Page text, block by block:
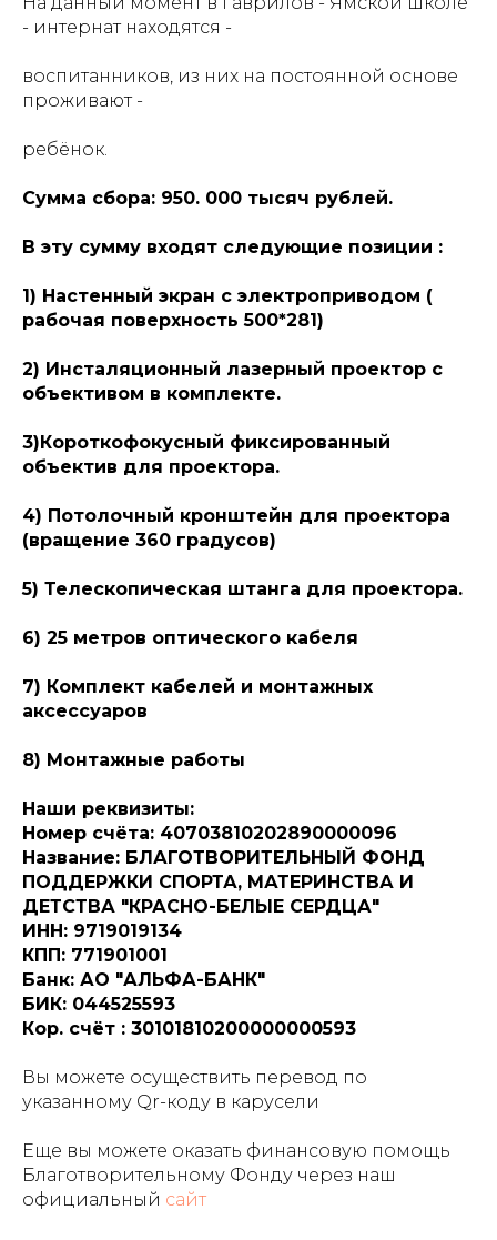
- интернат находятся -
воспитанников, из них на постоянной основе
проживают -
ребёнок.
Сумма сбора: 950. 000 тысяч рублей.
В эту сумму входят следующие позиции :
1) Настенный экран с электроприводом (
рабочая поверхность 500*281)
2) Инсталяционный лазерный проектор с
объективом в комплекте.
3)Короткофокусный фиксированный
объектив для проектора.
4) Потолочный кронштейн для проектора
(вращение 360 градусов)
5) Телескопическая штанга для проектора.
6) 25 метров оптического кабеля
7) Комплект кабелей и монтажных
аксессуаров
8) Монтажные работы
Наши реквизиты:
Номер счёта: 40703810202890000096
Название: БЛАГОТВОРИТЕЛЬНЫЙ ФОНД
ПОДДЕРЖКИ СПОРТА, МАТЕРИНСТВА И
ДЕТСТВА "КРАСНО-БЕЛЫЕ СЕРДЦА"
ИНН: 9719019134
КПП: 771901001
Банк: АО "АЛЬФА-БАНК"
БИК: 044525593
Кор. счёт : 30101810200000000593
Вы можете осуществить перевод по
указанному Qr-коду в карусели
Еще вы можете оказать финансовую помощь
Благотворительному Фонду через наш
официальный сайт